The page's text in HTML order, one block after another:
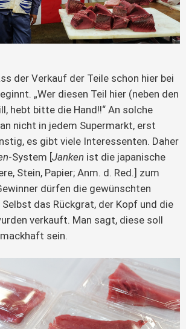
der Verkauf der Teile schon hier bei
„Wer diesen Teil hier (neben den
hebt bitte die Hand!!“ An solche
nicht in jedem Supermarkt, erst
es gibt viele Interessenten. Daher
-System [Janken ist die japanische
Stein, Papier; Anm. d. Red.] zum
dürfen die gewünschten
das Rückgrat, der Kopf und die
verkauft. Man sagt, diese soll
sein.